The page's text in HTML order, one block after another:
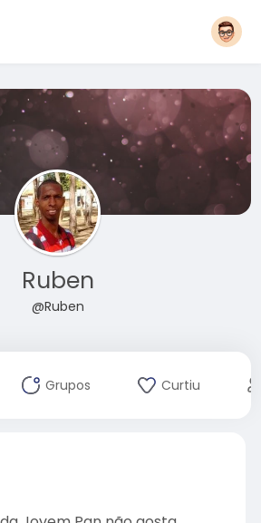
Ruben
@Ruben
Grupos Curtiu